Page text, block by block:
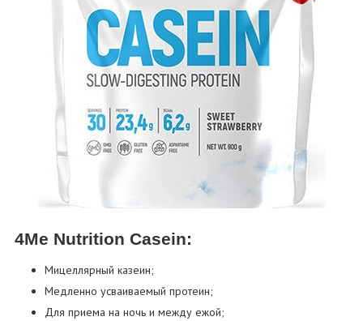
4Me Nutrition Casein:
Мицеллярный казеин;
Медленно усваиваемый протеин;
Для приема на ночь и между ежой;